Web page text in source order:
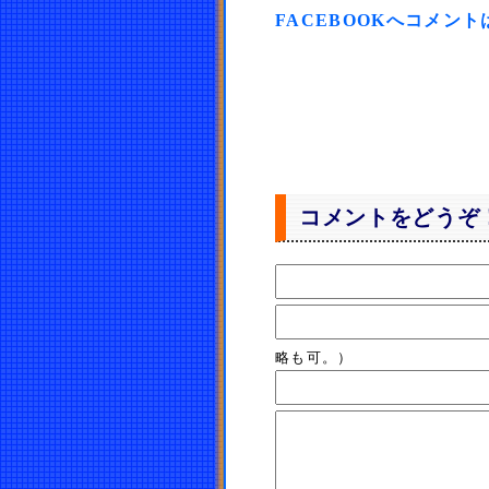
FACEBOOKへコメント
コメントをどうぞ
略も可。）